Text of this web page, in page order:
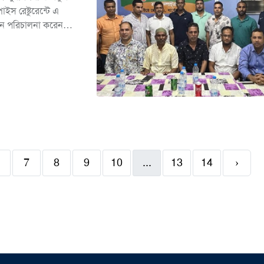
রেষ্টুরেন্টে এ
পরিচালনা করেন
পূর্ণাঙ্গ
7 8 9 10 ... 13 14 ›